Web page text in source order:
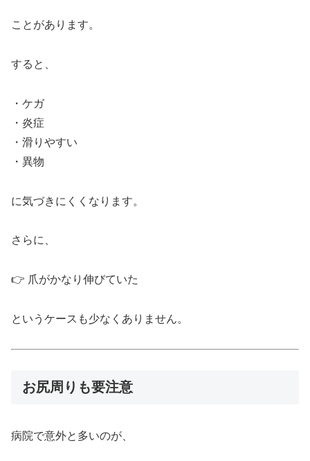
ことがあります。
すると、
・ケガ
・炎症
・滑りやすい
・異物
に気づきにくくなります。
さらに、
👉 爪がかなり伸びていた
というケースも少なくありません。
お尻周りも要注意
病院で意外と多いのが、